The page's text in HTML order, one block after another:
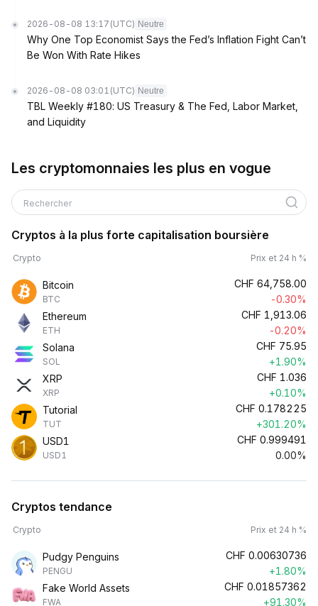
2026-08-08 13:17 (UTC) Neutre
Why One Top Economist Says the Fed’s Inflation Fight Can’t
Be Won With Rate Hikes
2026-08-08 03:01 (UTC) Neutre
TBL Weekly #180: US Treasury & The Fed, Labor Market,
and Liquidity
Les cryptomonnaies les plus en vogue
Rechercher
Cryptos à la plus forte capitalisation boursière
Crypto Prix et 24 h %
Bitcoin
BTC
CHF 64,758.00
-0.30%
Ethereum
ETH
CHF 1,913.06
-0.20%
Solana
SOL
CHF 75.95
+1.90%
XRP
XRP
CHF 1.036
+0.10%
Tutorial
TUT
CHF 0.178225
+301.20%
USD1
USD1
CHF 0.999491
0.00%
Cryptos tendance
Crypto Prix et 24 h %
Pudgy Penguins
PENGU
CHF 0.00630736
+1.80%
Fake World Assets
FWA
CHF 0.01857362
+91.30%